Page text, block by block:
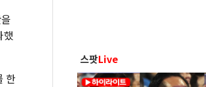
했
한
스팟Live